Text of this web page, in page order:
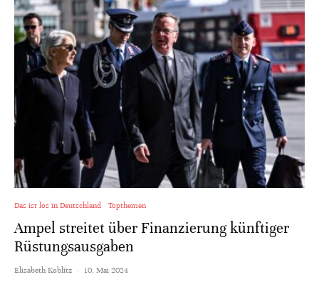
Das ist los in Deutschland Topthemen
Ampel streitet über Finanzierung künftiger
Rüstungsausgaben
Elisabeth Koblitz · 10. Mai 2024